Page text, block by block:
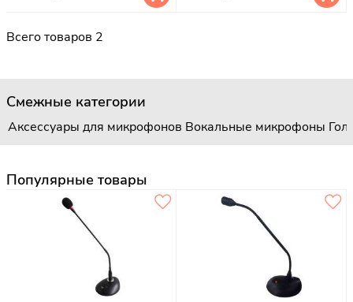
Всего товаров 2
Смежные категории
Аксессуары для микрофонов Вокальные микрофоны
Популярные товары